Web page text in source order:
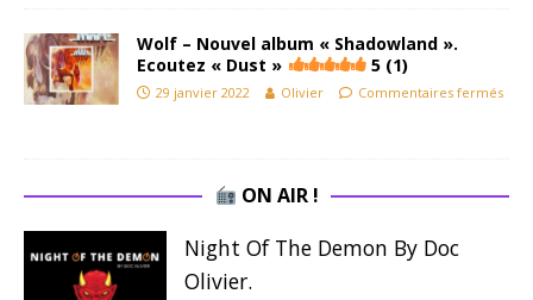
Wolf – Nouvel album « Shadowland ».
Ecoutez « Dust »
5 (1)
29 janvier 2022 Olivier Commentaires fermés
ON AIR !
Night Of The Demon By Doc
Olivier.